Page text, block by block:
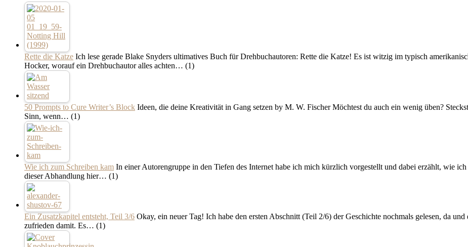
Rette die Katze Ich lese gerade Blake Snyders ultimatives Buch für Drehbuchautoren: Rette die Katze! Es ist witzig im typisch
Hocker, worauf ein Drehbuchautor alles achten… (1)
50 Prompts to Cure Writer’s Block Ideen, die deine Kreativität in Gang setzen by M. W. Fischer Möchtest du auch ein wenig üben?
Sinn, wenn… (1)
Wie ich zum Schreiben kam In einer Autorengruppe in den Tiefen des Internet habe ich mich kürzlich vorgestellt und dabei erzählt, wie
dieser Abhandlung hier… (1)
Ein Zusatzkapitel entsteht, Teil 3/6 Okay, ein neuer Tag! Ich habe den ersten Abschnitt (Teil 2/6) der Geschichte nochmals gelesen, da
zufrieden damit. Es… (1)